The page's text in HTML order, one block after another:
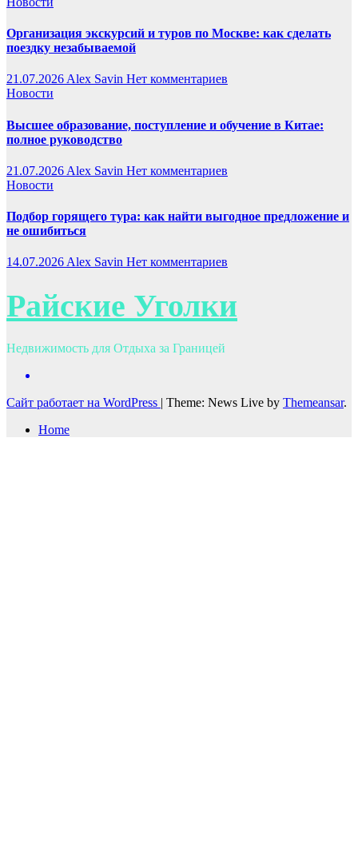
Организация экскурсий и туров по Москве: как сделать
поездку незабываемой
21.07.2026 Alex Savin Нет комментариев
Новости
Высшее образование, поступление и обучение в Китае:
полное руководство
21.07.2026 Alex Savin Нет комментариев
Новости
Подбор горящего тура: как найти выгодное предложение и
не ошибиться
14.07.2026Alex Savin Нет комментариев
Райские Уголки
Недвижимость для Отдыха за Границей
Сайт работает на WordPress | Theme: News Live by Themeansar.
Home